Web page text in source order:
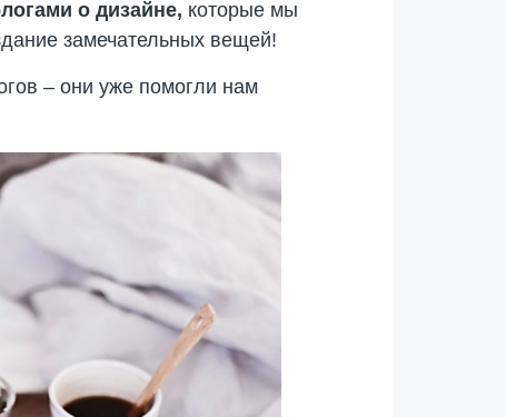
о дизайне, которые мы
замечательных вещей!
– они уже помогли нам